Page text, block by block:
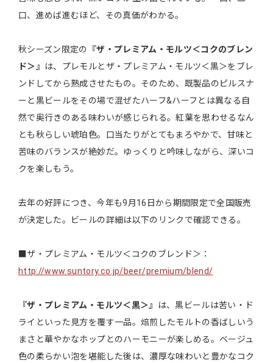
口、進めば進むほど、その真価がわかる。
秋シーズン限定の
『ザ・プレミアム・モルツ＜コクのブレン
ド＞』
は、プレモルとザ・プレミアム・モルツ＜黒＞をブレ
ンドしてから熟成させたもの。そのため、既製品のピルスナ
ーと黒ビールをその場で混ぜたハーフ&ハーフとは異なる自
然で奥行きのある味わいが感じられる。紅葉を思わせるなん
とも秋らしい琥珀色。口当たりがとてもまろやかで、甘味と
苦味のバランスが絶妙だ。ゆっくりと吟味しながら、深いコ
クを楽しもう。
去年の好評につき、今年も9月16日から期間限定で全国販売
が決定した。ビールの詳細は以下のリンクで確認できる。
■ザ・プレミアム・モルツ＜コクのブレンド＞：
http://www.suntory.co.jp/beer/premium/blend/
『ザ・プレミアム・モルツ＜黒＞』
は、黒ビールは苦い・ド
ライといった見方を覆す一品。焙煎したモルトの香ばしいう
まさと華やかなホップとのハーモニーが楽しめる。ベージュ
色の柔らかい泡を堪能した後は、濃厚な味わいと豊かなコク